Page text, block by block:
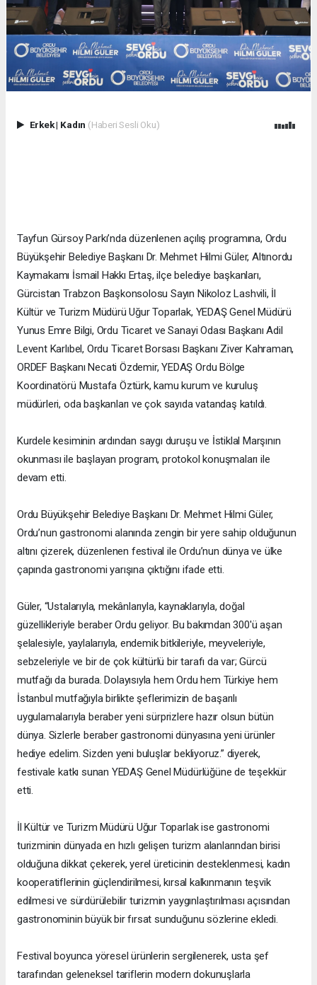
Erkek| Kadın (Haberi Sesli Oku)
Tayfun Gürsoy Parkı’nda düzenlenen açılış programına, Ordu
Büyükşehir Belediye Başkanı Dr. Mehmet Hilmi Güler, Altınordu
Kaymakamı İsmail Hakkı Ertaş, ilçe belediye başkanları,
Gürcistan Trabzon Başkonsolosu Sayın Nikoloz Lashvili, İl
Kültür ve Turizm Müdürü Uğur Toparlak, YEDAŞ Genel Müdürü
Yunus Emre Bilgi, Ordu Ticaret ve Sanayi Odası Başkanı Adil
Levent Karlıbel, Ordu Ticaret Borsası Başkanı Ziver Kahraman,
ORDEF Başkanı Necati Özdemir, YEDAŞ Ordu Bölge
Koordinatörü Mustafa Öztürk, kamu kurum ve kuruluş
müdürleri, oda başkanları ve çok sayıda vatandaş katıldı.
Kurdele kesiminin ardından saygı duruşu ve İstiklal Marşının
okunması ile başlayan program, protokol konuşmaları ile
devam etti.
Ordu Büyükşehir Belediye Başkanı Dr. Mehmet Hilmi Güler,
Ordu’nun gastronomi alanında zengin bir yere sahip olduğunun
altını çizerek, düzenlenen festival ile Ordu’nun dünya ve ülke
çapında gastronomi yarışına çıktığını ifade etti.
Güler, “Ustalarıyla, mekânlarıyla, kaynaklarıyla, doğal
güzellikleriyle beraber Ordu geliyor. Bu bakımdan 300'ü aşan
şelalesiyle, yaylalarıyla, endemik bitkileriyle, meyveleriyle,
sebzeleriyle ve bir de çok kültürlü bir tarafı da var; Gürcü
mutfağı da burada. Dolayısıyla hem Ordu hem Türkiye hem
İstanbul mutfağıyla birlikte şeflerimizin de başarılı
uygulamalarıyla beraber yeni sürprizlere hazır olsun bütün
dünya. Sizlerle beraber gastronomi dünyasına yeni ürünler
hediye edelim. Sizden yeni buluşlar bekliyoruz.” diyerek,
festivale katkı sunan YEDAŞ Genel Müdürlüğüne de teşekkür
etti.
İl Kültür ve Turizm Müdürü Uğur Toparlak ise gastronomi
turizminin dünyada en hızlı gelişen turizm alanlarından birisi
olduğuna dikkat çekerek, yerel üreticinin desteklenmesi, kadın
kooperatiflerinin güçlendirilmesi, kırsal kalkınmanın teşvik
edilmesi ve sürdürülebilir turizmin yaygınlaştırılması açısından
gastronominin büyük bir fırsat sunduğunu sözlerine ekledi.
Festival boyunca yöresel ürünlerin sergilenerek, usta şef
tarafından geleneksel tariflerin modern dokunuşlarla